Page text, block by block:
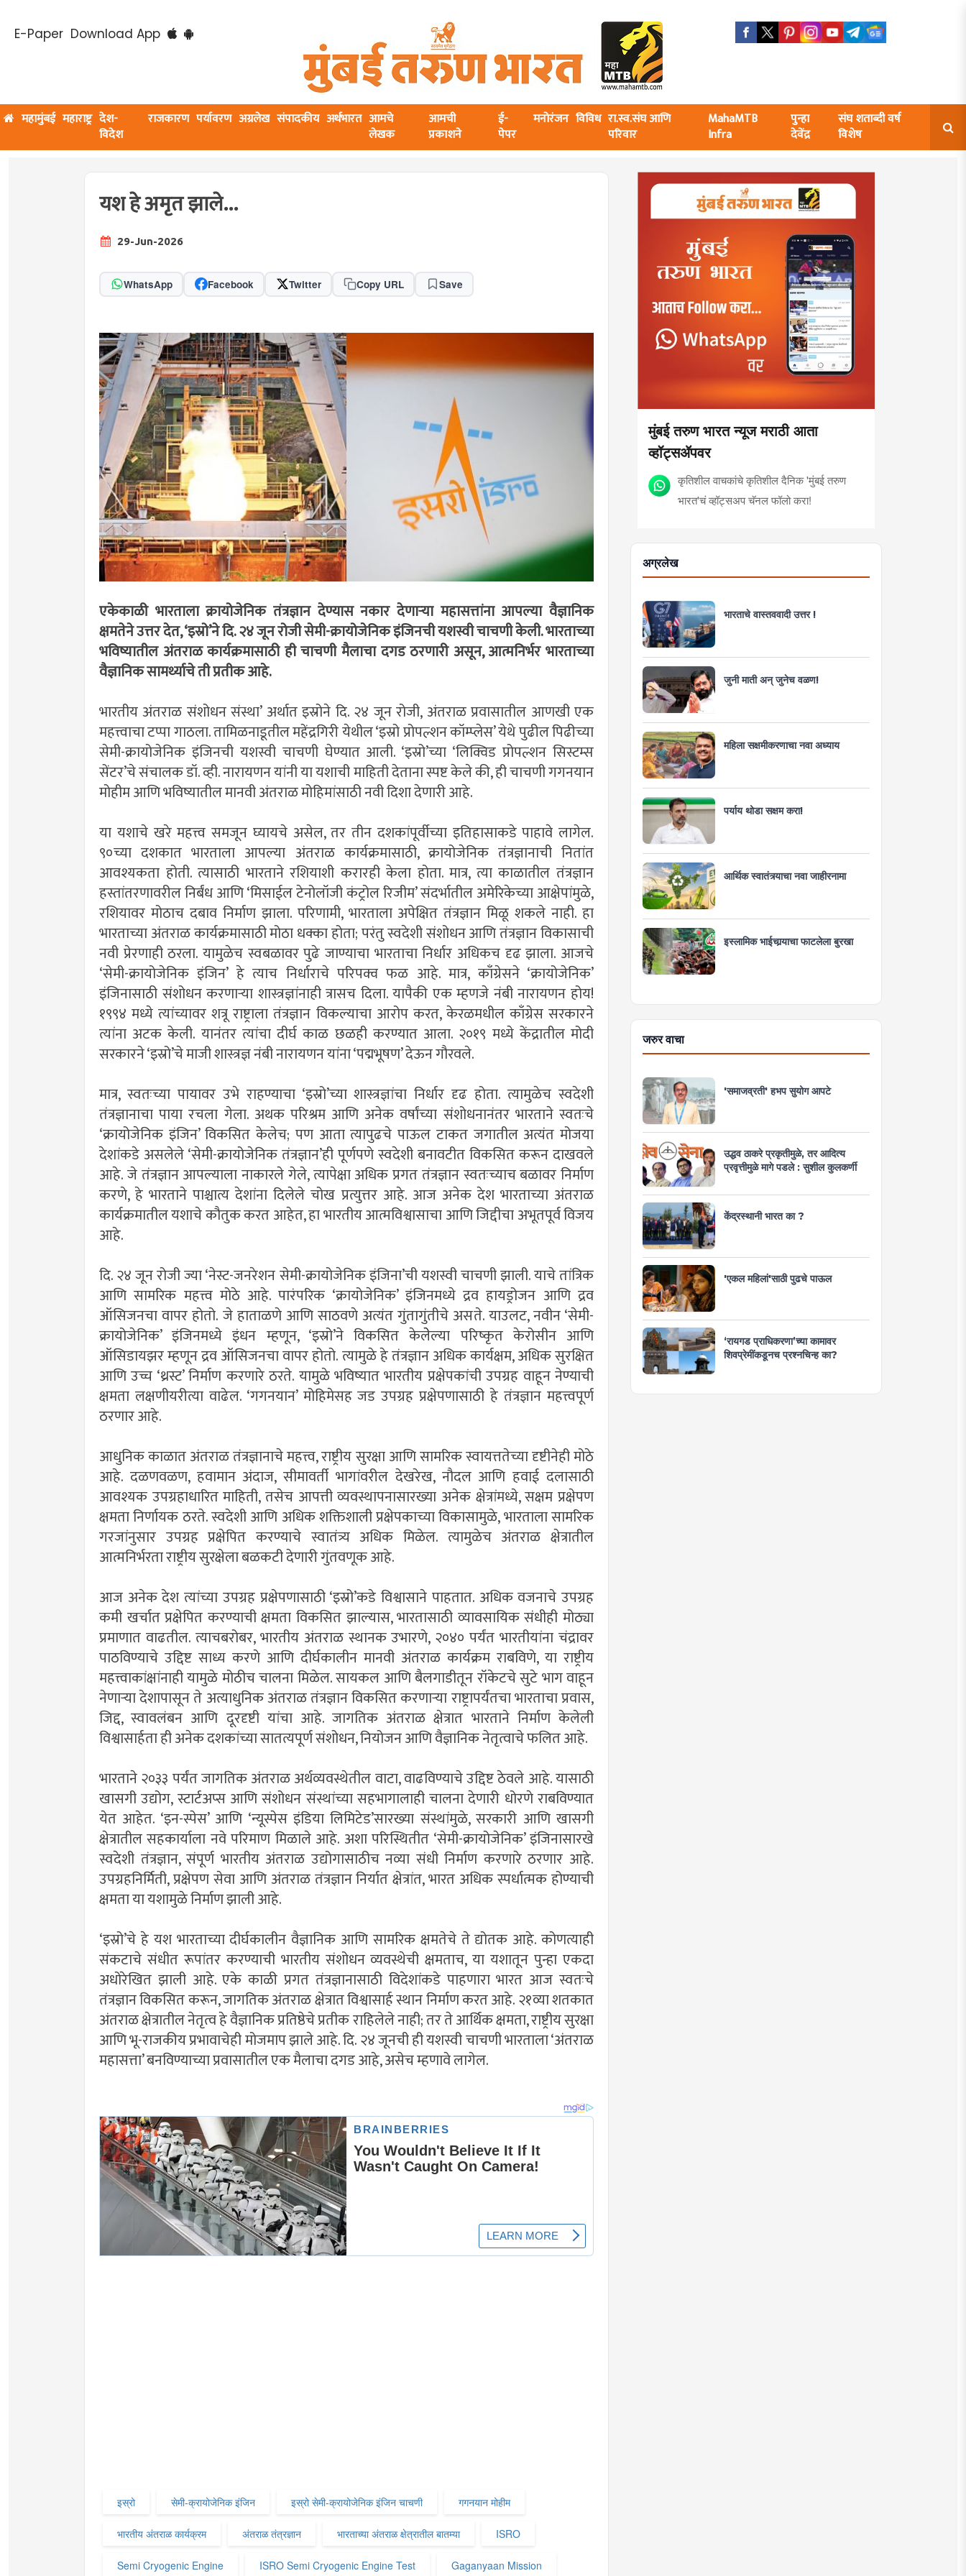
E-Paper Download App
महामुंबई महाराष्ट्र देश-
विदेश
राजकारण पर्यावरण अग्रलेख संपादकीय अर्थभारत आमचे
लेखक
आमची
प्रकाशने
ई-
पेपर
मनोरंजन विविध रा.स्व.संघ आणि
परिवार
MahaMTB
Infra
पुन्हा
देवेंद्र
संघ शताब्दी वर्ष
विशेष
यश हे अमृत झाले...
29-Jun-2026
WhatsApp Facebook Twitter Copy URL Save
एकेकाळी भारताला क्रायोजेनिक तंत्रज्ञान देण्यास नकार देणार्‍या महासत्तांना आपल्या वैज्ञानिक
क्षमतेने उत्तर देत, ‘इस्रो’ने दि. २४ जून रोजी सेमी-क्रायोजेनिक इंजिनची यशस्वी चाचणी केली. भारताच्या
भविष्यातील अंतराळ कार्यक्रमासाठी ही चाचणी मैलाचा दगड ठरणारी असून, आत्मनिर्भर भारताच्या
वैज्ञानिक सामर्थ्याचे ती प्रतीक आहे.
भारतीय अंतराळ संशोधन संस्था’ अर्थात इस्रोने दि. २४ जून रोजी, अंतराळ प्रवासातील आणखी एक
महत्त्वाचा टप्पा गाठला. तामिळनाडूतील महेंद्रगिरी येथील ‘इस्रो प्रोपल्शन कॉम्प्लेस’ येथे पुढील पिढीच्या
सेमी-क्रायोजेनिक इंजिनची यशस्वी चाचणी घेण्यात आली. ‘इस्रो’च्या ‘लिक्विड प्रोपल्शन सिस्टम्स
सेंटर’चे संचालक डॉ. व्ही. नारायणन यांनी या यशाची माहिती देताना स्पष्ट केले की, ही चाचणी गगनयान
मोहीम आणि भविष्यातील मानवी अंतराळ मोहिमांसाठी नवी दिशा देणारी आहे.
या यशाचे खरे महत्त्व समजून घ्यायचे असेल, तर तीन दशकांपूर्वीच्या इतिहासाकडे पाहावे लागेल.
९०च्या दशकात भारताला आपल्या अंतराळ कार्यक्रमासाठी, क्रायोजेनिक तंत्रज्ञानाची नितांत
आवश्यकता होती. त्यासाठी भारताने रशियाशी करारही केला होता. मात्र, त्या काळातील तंत्रज्ञान
हस्तांतरणावरील निर्बंध आणि ‘मिसाईल टेनोलॉजी कंट्रोल रिजीम’ संदर्भातील अमेरिकेच्या आक्षेपांमुळे,
रशियावर मोठाच दबाव निर्माण झाला. परिणामी, भारताला अपेक्षित तंत्रज्ञान मिळू शकले नाही. हा
भारताच्या अंतराळ कार्यक्रमासाठी मोठा धक्का होता; परंतु स्वदेशी संशोधन आणि तंत्रज्ञान विकासाची
नवी प्रेरणाही ठरला. यामुळेच स्वबळावर पुढे जाण्याचा भारताचा निर्धार अधिकच दृढ झाला. आजचे
‘सेमी-क्रायोजेनिक इंजिन’ हे त्याच निर्धाराचे परिपक्व फळ आहे. मात्र, काँग्रेसने ‘क्रायोजेनिक’
इंजिनासाठी संशोधन करणार्‍या शास्त्रज्ञांनाही त्रासच दिला. यापैकी एक म्हणजे नंबी नारायणन होय!
१९९४ मध्ये त्यांच्यावर शत्रू राष्ट्राला तंत्रज्ञान विकल्याचा आरोप करत, केरळमधील काँग्रेस सरकारने
त्यांना अटक केली. यानंतर त्यांचा दीर्घ काळ छळही करण्यात आला. २०१९ मध्ये केंद्रातील मोदी
सरकारने ‘इस्रो’चे माजी शास्त्रज्ञ नंबी नारायणन यांना ‘पद्मभूषण’ देऊन गौरवले.
मात्र, स्वतःच्या पायावर उभे राहण्याचा ‘इस्रो’च्या शास्त्रज्ञांचा निर्धार दृढ होता. त्यामुळेच स्वदेशी
तंत्रज्ञानाचा पाया रचला गेला. अथक परिश्रम आणि अनेक वर्षांच्या संशोधनानंतर भारताने स्वतःचे
‘क्रायोजेनिक इंजिन’ विकसित केलेच; पण आता त्यापुढचे पाऊल टाकत जगातील अत्यंत मोजया
देशांकडे असलेले ‘सेमी-क्रायोजेनिक तंत्रज्ञान’ही पूर्णपणे स्वदेशी बनावटीत विकसित करून दाखवले
आहे. जे तंत्रज्ञान आपल्याला नाकारले गेले, त्यापेक्षा अधिक प्रगत तंत्रज्ञान स्वतःच्याच बळावर निर्माण
करणे, हे भारताने पाश्चात्य देशांना दिलेले चोख प्रत्युत्तर आहे. आज अनेक देश भारताच्या अंतराळ
कार्यक्रमातील यशाचे कौतुक करत आहेत, हा भारतीय आत्मविश्वासाचा आणि जिद्दीचा अभूतपूर्व विजय
आहे.
दि. २४ जून रोजी ज्या ‘नेस्ट-जनरेशन सेमी-क्रायोजेनिक इंजिना’ची यशस्वी चाचणी झाली. याचे तांत्रिक
आणि सामरिक महत्त्व मोठे आहे. पारंपरिक ‘क्रायोजेनिक’ इंजिनमध्ये द्रव हायड्रोजन आणि द्रव
ऑसिजनचा वापर होतो. जे हाताळणे आणि साठवणे अत्यंत गुंतागुंतीचे असते. याउलट, नवीन ‘सेमी-
क्रायोजेनिक’ इंजिनमध्ये इंधन म्हणून, ‘इस्रो’ने विकसित केलेेल्या परिष्कृत केरोसीन आणि
ऑसिडायझर म्हणून द्रव ऑसिजनचा वापर होतो. त्यामुळे हे तंत्रज्ञान अधिक कार्यक्षम, अधिक सुरक्षित
आणि उच्च ‘थ्रस्ट’ निर्माण करणारे ठरते. यामुळे भविष्यात भारतीय प्रक्षेपकांची उपग्रह वाहून नेण्याची
क्षमता लक्षणीयरीत्या वाढेल. ‘गगनयान’ मोहिमेसह जड उपग्रह प्रक्षेपणासाठी हे तंत्रज्ञान महत्त्वपूर्ण
ठरणार आहे.
आधुनिक काळात अंतराळ तंत्रज्ञानाचे महत्त्व, राष्ट्रीय सुरक्षा आणि सामरिक स्वायत्ततेच्या दृष्टीनेही मोठे
आहे. दळणवळण, हवामान अंदाज, सीमावर्ती भागांवरील देखरेख, नौदल आणि हवाई दलासाठी
आवश्यक उपग्रहाधारित माहिती, तसेच आपत्ती व्यवस्थापनासारख्या अनेक क्षेत्रांमध्ये, सक्षम प्रक्षेपण
क्षमता निर्णायक ठरते. स्वदेशी आणि अधिक शक्तिशाली प्रक्षेपकाच्या विकासामुळे, भारताला सामरिक
गरजांनुसार उपग्रह प्रक्षेपित करण्याचे स्वातंत्र्य अधिक मिळेल. त्यामुळेच अंतराळ क्षेत्रातील
आत्मनिर्भरता राष्ट्रीय सुरक्षेला बळकटी देणारी गुंतवणूक आहे.
आज अनेक देश त्यांच्या उपग्रह प्रक्षेपणासाठी ‘इस्रो’कडे विश्वासाने पाहतात. अधिक वजनाचे उपग्रह
कमी खर्चात प्रक्षेपित करण्याची क्षमता विकसित झाल्यास, भारतासाठी व्यावसायिक संधीही मोठ्या
प्रमाणात वाढतील. त्याचबरोबर, भारतीय अंतराळ स्थानक उभारणे, २०४० पर्यंत भारतीयांना चंद्रावर
पाठविण्याचे उद्दिष्ट साध्य करणे आणि दीर्घकालीन मानवी अंतराळ कार्यक्रम राबविणे, या राष्ट्रीय
महत्त्वाकांक्षांनाही यामुळे मोठीच चालना मिळेल. सायकल आणि बैलगाडीतून रॉकेटचे सुटे भाग वाहून
नेणार्‍या देशापासून ते अत्याधुनिक अंतराळ तंत्रज्ञान विकसित करणार्‍या राष्ट्रापर्यंतचा भारताचा प्रवास,
जिद्द, स्वावलंबन आणि दूरदृष्टी यांचा आहे. जागतिक अंतराळ क्षेत्रात भारताने निर्माण केलेली
विश्वासार्हता ही अनेक दशकांच्या सातत्यपूर्ण संशोधन, नियोजन आणि वैज्ञानिक नेतृत्वाचे फलित आहे.
भारताने २०३३ पर्यंत जागतिक अंतराळ अर्थव्यवस्थेतील वाटा, वाढविण्याचे उद्दिष्ट ठेवले आहे. यासाठी
खासगी उद्योग, स्टार्टअप्स आणि संशोधन संस्थांच्या सहभागालाही चालना देणारी धोरणे राबविण्यात
येत आहेत. ‘इन-स्पेस’ आणि ‘न्यूस्पेस इंडिया लिमिटेड’सारख्या संस्थांमुळे, सरकारी आणि खासगी
क्षेत्रातील सहकार्याला नवे परिमाण मिळाले आहे. अशा परिस्थितीत ‘सेमी-क्रायोजेनिक’ इंजिनासारखे
स्वदेशी तंत्रज्ञान, संपूर्ण भारतीय अंतराळ उद्योगासाठीच नव्या संधी निर्माण करणारे ठरणार आहे.
उपग्रहनिर्मिती, प्रक्षेपण सेवा आणि अंतराळ तंत्रज्ञान निर्यात क्षेत्रांत, भारत अधिक स्पर्धात्मक होण्याची
क्षमता या यशामुळे निर्माण झाली आहे.
‘इस्रो’चे हे यश भारताच्या दीर्घकालीन वैज्ञानिक आणि सामरिक क्षमतेचे ते द्योतक आहे. कोणत्याही
संकटाचे संधीत रूपांतर करण्याची भारतीय संशोधन व्यवस्थेची क्षमताच, या यशातून पुन्हा एकदा
अधोरेखित झाली आहे. एके काळी प्रगत तंत्रज्ञानासाठी विदेशांकडे पाहणारा भारत आज स्वतःचे
तंत्रज्ञान विकसित करून, जागतिक अंतराळ क्षेत्रात विश्वासार्ह स्थान निर्माण करत आहे. २१व्या शतकात
अंतराळ क्षेत्रातील नेतृत्व हे वैज्ञानिक प्रतिष्ठेचे प्रतीक राहिलेले नाही; तर ते आर्थिक क्षमता, राष्ट्रीय सुरक्षा
आणि भू-राजकीय प्रभावाचेही मोजमाप झाले आहे. दि. २४ जूनची ही यशस्वी चाचणी भारताला ‘अंतराळ
महासत्ता’ बनविण्याच्या प्रवासातील एक मैलाचा दगड आहे, असेच म्हणावे लागेल.
इस्रो सेमी-क्रायोजेनिक इंजिन इस्रो सेमी-क्रायोजेनिक इंजिन चाचणी गगनयान मोहीम
भारतीय अंतराळ कार्यक्रम अंतराळ तंत्रज्ञान भारताच्या अंतराळ क्षेत्रातील बातम्या ISRO
Semi Cryogenic Engine ISRO Semi Cryogenic Engine Test Gaganyaan Mission
मुंबई तरुण भारत न्यूज मराठी आता
व्हॉट्सॲपवर
कृतिशील वाचकांचे कृतिशील दैनिक 'मुंबई तरुण
भारत'चं व्हॉट्सअप चॅनल फॉलो करा!
अग्रलेख
भारताचे वास्तववादी उत्तर !
जुनी माती अन् जुनेच वळण!
महिला सक्षमीकरणाचा नवा अध्याय
पर्याय थोडा सक्षम करा!
आर्थिक स्वातंत्र्याचा नवा जाहीरनामा
इस्लामिक भाईचार्‍याचा फाटलेला बुरखा
जरुर वाचा
'समाजव्रती' हभप सुयोग आपटे
उद्धव ठाकरे प्रकृतीमुळे, तर आदित्य
प्रवृत्तीमुळे मागे पडले : सुशील कुलकर्णी
केंद्रस्थानी भारत का ?
'एकल महिलां'साठी पुढचे पाऊल
‘रायगड प्राधिकरणा’च्या कामावर
शिवप्रेमींकडूनच प्रश्नचिन्ह का?